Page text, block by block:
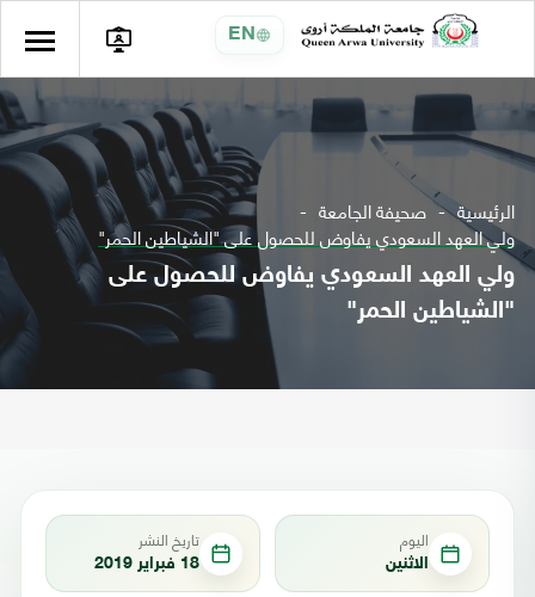
EN
الرئيسية صحيفة الجامعة
ولي العهد السعودي يفاوض للحصول على "الشياطين الحمر"
ولي العهد السعودي يفاوض للحصول على
"الشياطين الحمر"
اليوم
الاثنين
تاريخ النشر
18 فبراير 2019